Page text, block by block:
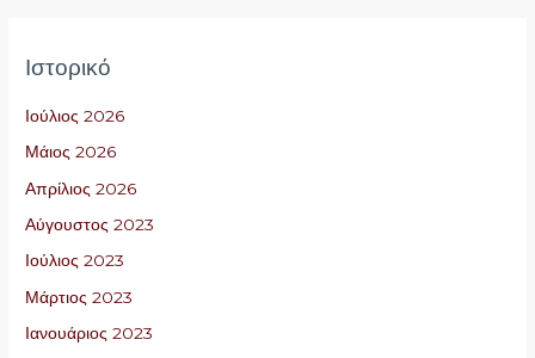
Ιστορικό
Ιούλιος 2026
Μάιος 2026
Απρίλιος 2026
Αύγουστος 2023
Ιούλιος 2023
Μάρτιος 2023
Ιανουάριος 2023